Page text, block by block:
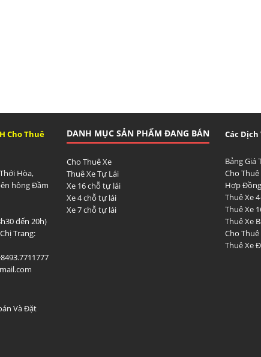
Cho Thuê
Hòa,
hông Đầm
đến 20h)
Trang:
93.7711777
Và Đặt
DANH MỤC SẢN PHẨM ĐANG BÁN
Cho Thuê Xe
Thuê Xe Tự Lái
Xe 16 chỗ tự lái
Xe 4 chỗ tự lái
Xe 7 chỗ tự lái
Các Dịch
Bảng Giá
Cho
Hợp
Thuê Xe
Thuê Xe
Thuê Xe
Cho Thuê
Thuê Xe